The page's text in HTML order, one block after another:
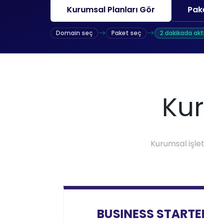
Kurumsal Planları Gör
Domain seç Paket seç 2 dakikada
Kurumsal
BUSINESS